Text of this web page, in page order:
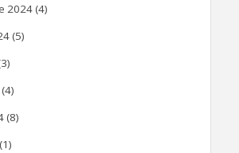
2024(4)
(5)
(8)